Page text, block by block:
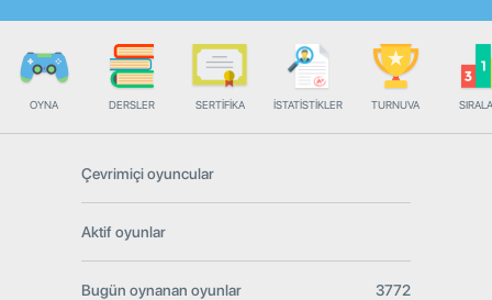
OYNA DERSLER SERTIFIKA İSTATISTIKLER TURNUVA
Çevrimiçi oyuncular
Aktif oyunlar
Bugün oynanan oyunlar 3772